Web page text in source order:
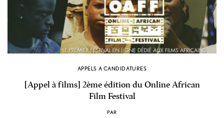
APPELS A CANDIDATURES
[Appel à films] 2ème édition du Online African
Film Festival
PAR